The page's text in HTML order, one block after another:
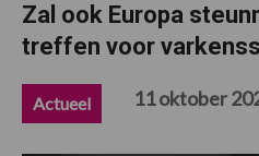
Zal ook Europa
treffen voor
Actueel 11 oktober